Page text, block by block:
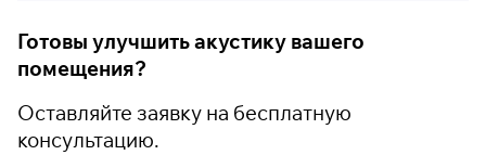
Готовы улучшить акустику вашего
помещения?
Оставляйте заявку на бесплатную
консультацию.